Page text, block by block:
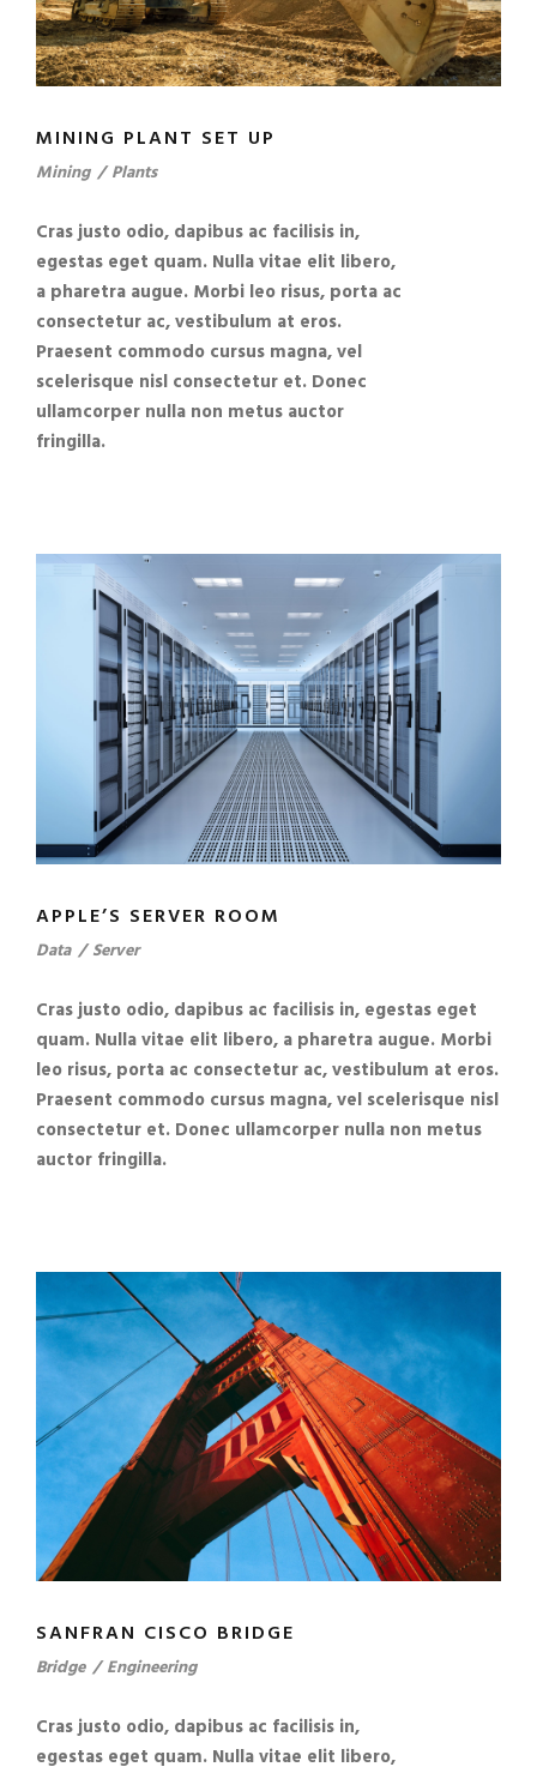
MINING PLANT SET UP
Mining / Plants
Cras justo odio, dapibus ac facilisis in,
egestas eget quam. Nulla vitae elit libero,
a pharetra augue. Morbi leo risus, porta ac
consectetur ac, vestibulum at eros.
Praesent commodo cursus magna, vel
scelerisque nisl consectetur et. Donec
ullamcorper nulla non metus auctor
fringilla.
APPLE’S SERVER ROOM
Data / Server
Cras justo odio, dapibus ac facilisis in, egestas eget
quam. Nulla vitae elit libero, a pharetra augue. Morbi
leo risus, porta ac consectetur ac, vestibulum at eros.
Praesent commodo cursus magna, vel scelerisque nisl
consectetur et. Donec ullamcorper nulla non metus
auctor fringilla.
SANFRAN CISCO BRIDGE
Bridge / Engineering
Cras justo odio, dapibus ac facilisis in,
egestas eget quam. Nulla vitae elit libero,